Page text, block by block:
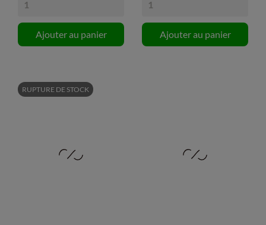
Ajouter au panier Ajouter au panier
RUPTURE DE STOCK